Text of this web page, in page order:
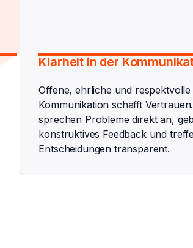
Klarheit in der
Offene, ehrliche und respektvolle
Kommunikation schafft
sprechen Probleme direkt an,
konstruktives Feedback und
Entscheidungen transparent.